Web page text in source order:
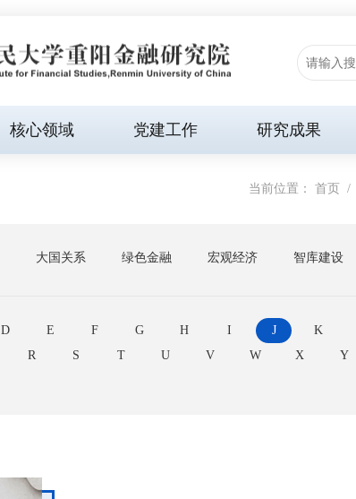
核心领域 党建工作 研究成果
当前位置： 首页 /
大国关系 绿色金融 宏观经济 智库建设
D E F G H I J K
R S T U V W X
Y